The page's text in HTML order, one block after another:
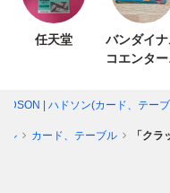
任天堂
バンダイナ
コエンタ
| ハドソン(カード、テー
ル カード、テーブル 「ク